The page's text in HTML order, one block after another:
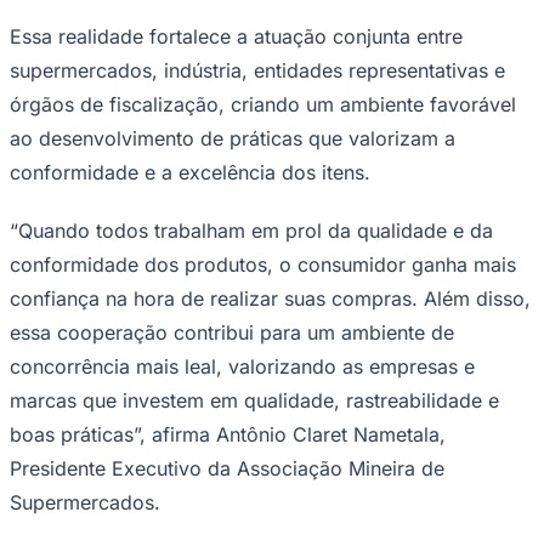
Santos
Essa realidade fortalece a atuação conjunta entre
supermercados, indústria, entidades representativas e
órgãos de fiscalização, criando um ambiente favorável
ao desenvolvimento de práticas que valorizam a
conformidade e a excelência dos itens.
“Quando todos trabalham em prol da qualidade e da
conformidade dos produtos, o consumidor ganha mais
confiança na hora de realizar suas compras. Além disso,
essa cooperação contribui para um ambiente de
concorrência mais leal, valorizando as empresas e
marcas que investem em qualidade, rastreabilidade e
boas práticas”, afirma Antônio Claret Nametala,
Presidente Executivo da Associação Mineira de
Supermercados.